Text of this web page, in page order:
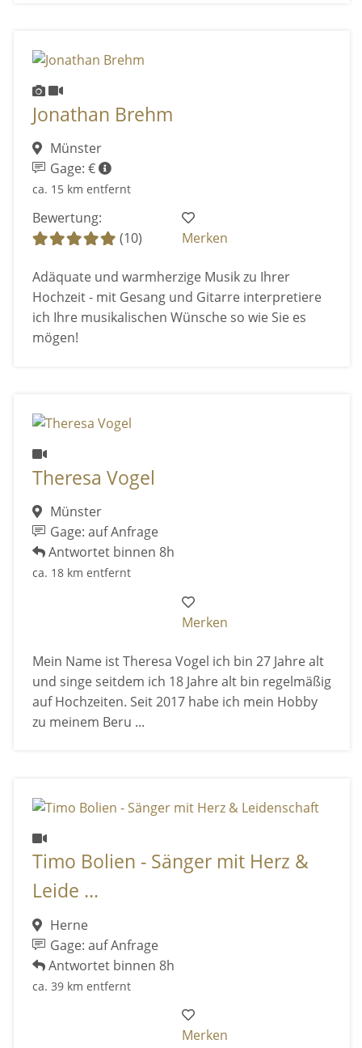
Jonathan Brehm
Münster
Gage: €
ca. 15 km entfernt
Bewertung:
(10)
Merken
Adäquate und warmherzige Musik zu Ihrer
Hochzeit - mit Gesang und Gitarre interpretiere
ich Ihre musikalischen Wünsche so wie Sie es
mögen!
Theresa Vogel
Münster
Gage: auf Anfrage
Antwortet binnen 8h
ca. 18 km entfernt
Merken
Mein Name ist Theresa Vogel ich bin 27 Jahre alt
und singe seitdem ich 18 Jahre alt bin regelmäßig
auf Hochzeiten. Seit 2017 habe ich mein Hobby
zu meinem Beru ...
Timo Bolien - Sänger mit Herz &
Leide ...
Herne
Gage: auf Anfrage
Antwortet binnen 8h
ca. 39 km entfernt
Merken